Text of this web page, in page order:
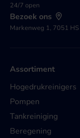
24/7 open
Bezoek ons
Markenweg 1, 7051
Assortiment
Hogedrukreinigers
Pompen
Tankreiniging
Beregening